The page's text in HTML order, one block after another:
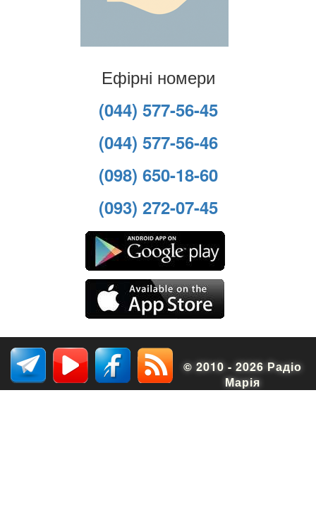
Ефірні номери
(044) 577-56-45
(044) 577-56-46
(098) 650-18-60
(093) 272-07-45
© 2010 - 2026 Радіо
Марія